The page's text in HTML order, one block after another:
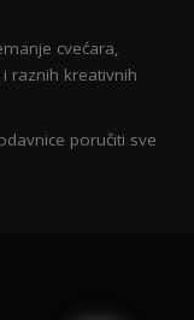
cvećara,
raznih kreativnih
poručiti sve